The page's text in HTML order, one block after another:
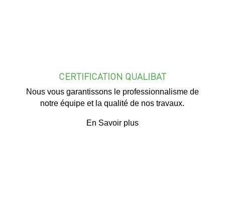
CERTIFICATION QUALIBAT
Nous vous garantissons le professionnalisme de
notre équipe et la qualité de nos travaux.
En Savoir plus